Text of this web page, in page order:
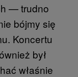
— trudno
bójmy się
Koncertu
był
właśnie